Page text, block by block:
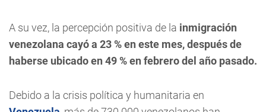
A su vez, la percepción positiva de la inmigración
venezolana cayó a 23 % en este mes, después de
haberse ubicado en 49 % en febrero del año pasado.
Debido a la crisis política y humanitaria en